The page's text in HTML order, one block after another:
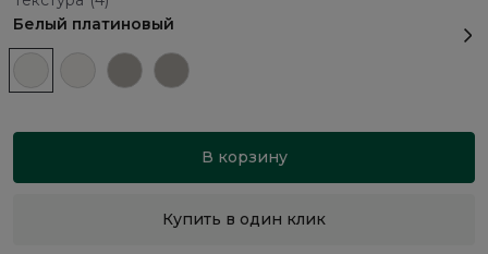
Белый платиновый
В корзину
Купить в один клик